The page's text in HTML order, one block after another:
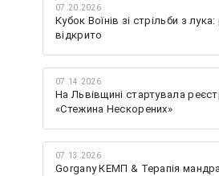
07.20.2026
Кубок Воїнів зі стрільби з
відкрито
07.14.2026
На Львівщині стартувала
«Стежина Нескорених»
07.13.2026
Gorgany КЕМП & Терапія